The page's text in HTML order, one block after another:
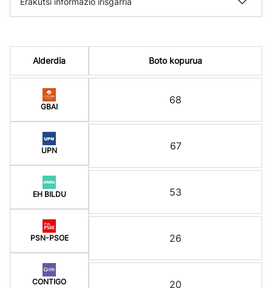
Alderdia
GBAI
UPN
EH BILDU
PSN-PSOE
CONTIGO
Boto kopurua
68
67
53
26
20